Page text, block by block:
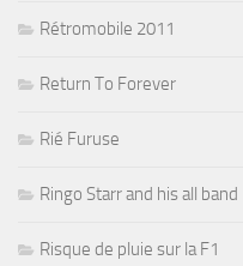
Rétromobile 2011
Return To Forever
Rié Furuse
Ringo Starr and his all band
Risque de pluie sur la F1